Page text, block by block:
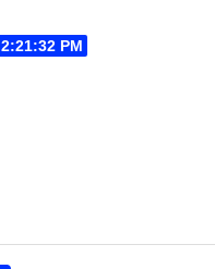
2:21:33 PM